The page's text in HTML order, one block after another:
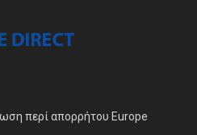
περί απορρήτου Europe